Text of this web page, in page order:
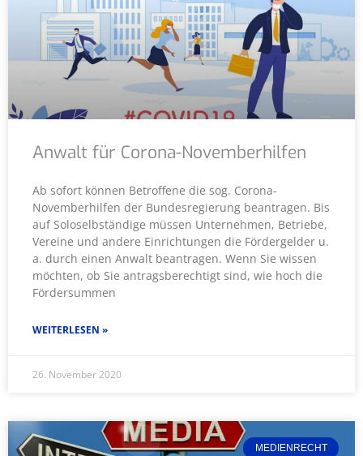
Anwalt für Corona-Novemberhilfen
Ab sofort können Betroffene die sog. Corona-
Novemberhilfen der Bundesregierung beantragen. Bis
auf Soloselbständige müssen Unternehmen, Betriebe,
Vereine und andere Einrichtungen die Fördergelder u.
a. durch einen Anwalt beantragen. Wenn Sie wissen
möchten, ob Sie antragsberechtigt sind, wie hoch die
Fördersummen
WEITERLESEN »
26. November 2020
MEDIENRECHT